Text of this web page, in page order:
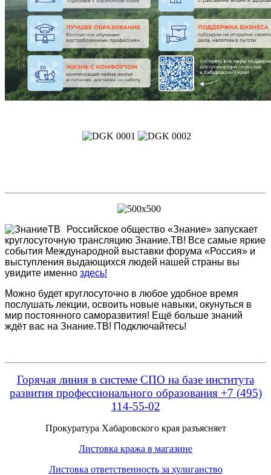
Российское общество «Знание» запускает
круглосуточную трансляцию Знание.ТВ! Все самые яркие
события Международной выставки форума «Россия» и
выступления выдающихся людей нашей страны вы
увидите именно здесь!
Можно будет круглосуточно в любое удобное время
послушать лекции, освоить новые навыки, окунуться в
мир постоянного саморазвития! Ещё больше знаний
ждёт вас на Знание.ТВ! Подключайтесь!
Горячая линия в системе СПО на базе института
развития профессионального образования +7 (495)
114-55-02
Прокуратура Хабаровского края разъясняет
Листовка кража в магазине
Листовка ответственность за хулиганство